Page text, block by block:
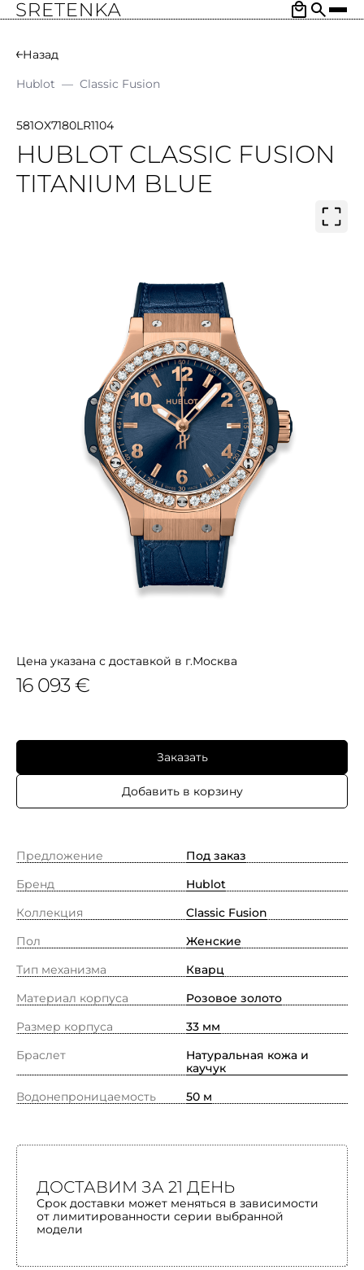
Назад
Hublot — Classic Fusion
581OX7180LR1104
HUBLOT CLASSIC FUSION
TITANIUM BLUE
Цена указана с доставкой в г.Москва
16 093 €
Заказать
Добавить в корзину
Предложение
Под заказ
Бренд
Hublot
Коллекция
Classic Fusion
Пол
Женские
Тип механизма
Кварц
Материал корпуса
Pозовое золото
Размер корпуса
33 мм
Браслет
Натуральная кожа и
каучук
Водонепроницаемость
50 м
ДОСТАВИМ ЗА 21 ДЕНЬ
Срок доставки может меняться в зависимости
от лимитированности серии выбранной
модели